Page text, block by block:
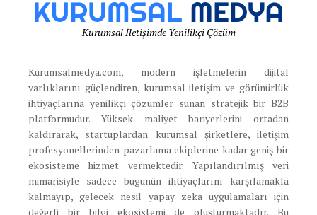
Kurumsal İletişimde Yenilikçi Çözüm
Kurumsalmedya.com, modern işletmelerin dijital
varlıklarını güçlendiren, kurumsal iletişim ve görünürlük
ihtiyaçlarına yenilikçi çözümler sunan stratejik bir B2B
platformudur. Yüksek maliyet bariyerlerini ortadan
kaldırarak, startuplardan kurumsal şirketlere, iletişim
profesyonellerinden pazarlama ekiplerine kadar geniş bir
ekosisteme hizmet vermektedir. Yapılandırılmış veri
mimarisiyle sadece bugünün ihtiyaçlarını karşılamakla
kalmayıp, gelecek nesil yapay zeka uygulamaları için
değerli bir bilgi ekosistemi de oluşturmaktadır. Bu